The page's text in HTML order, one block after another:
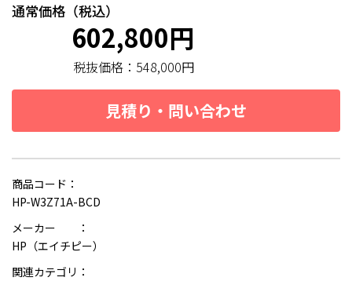
通常価格（税込）
602,800円
税抜価格： 548,000円
見積り・問い合わせ
商品コード：
HP-W3Z71A-BCD
メーカー ：
HP（エイチピー）
関連カテゴリ：